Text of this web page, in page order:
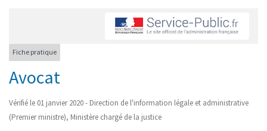
Fiche pratique
Avocat
Vérifié le 01 janvier 2020 - Direction de l'information légale et administrative
(Premier ministre), Ministère chargé de la justice